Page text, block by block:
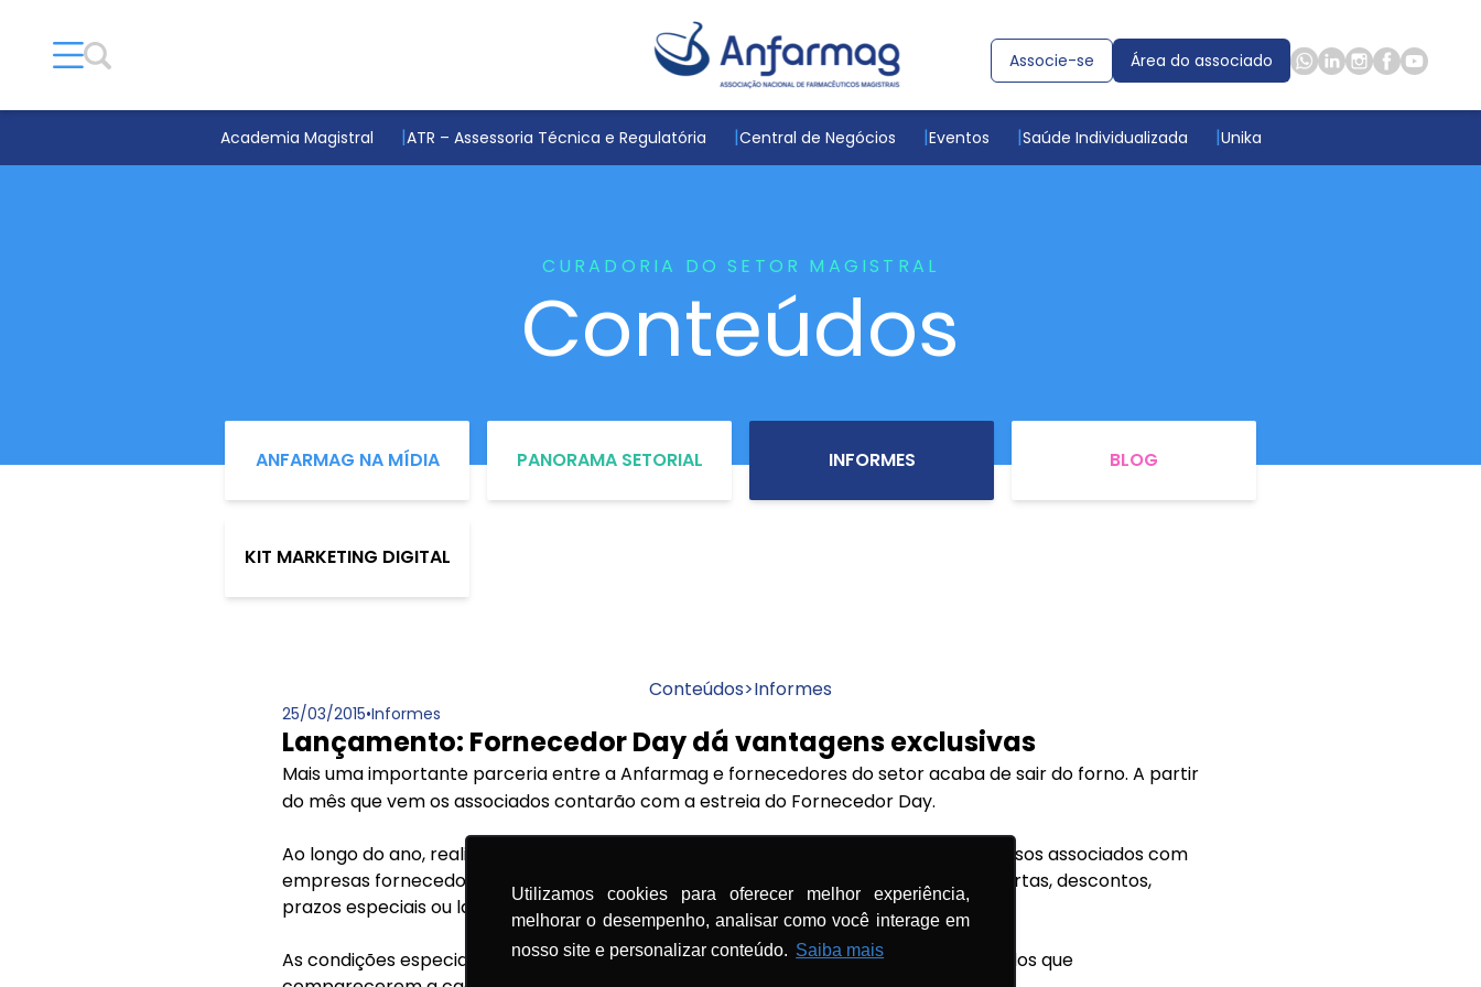
Utilizamos cookies para oferecer melhor experiência,
melhorar o desempenho, analisar como você interage em
nosso site e personalizar conteúdo. Saiba mais
Associe-se Área do associado
Academia Magistral ATR – Assessoria Técnica e Regulatória Central de Negócios Eventos Saúde Individualizada Unika
CURADORIA DO SETOR MAGISTRAL
Conteúdos
ANFARMAG NA MÍDIA PANORAMA SETORIAL INFORMES BLOG
KIT MARKETING DIGITAL
Conteúdos>Informes
25/03/2015•Informes
Lançamento: Fornecedor Day dá vantagens exclusivas
Mais uma importante parceria entre a Anfarmag e fornecedores do setor acaba de sair do forno. A partir
do mês que vem os associados contarão com a estreia do Fornecedor Day.
Ao longo do ano, realizaremos uma série de eventos promovendo o encontro de nossos associados com
empresas fornecedoras do setor. Elas trarão palestras técnicas e apresentarão ofertas, descontos,
prazos especiais ou lançamentos de produtos e serviços.
As condições especiais apresentadas serão válidas exclusivamente para os associados que